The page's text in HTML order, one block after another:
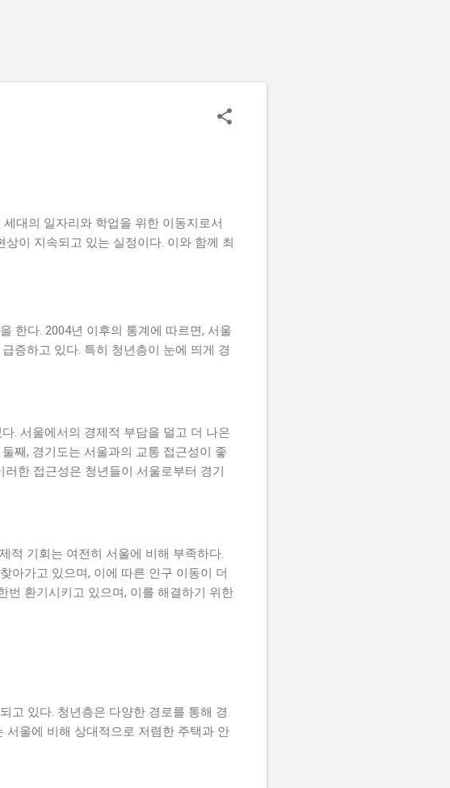
대의 일자리와 학업을 위한 이동지로서
이 지속되고 있는 실정이다. 이와 함께 최
한다. 2004년 이후의 통계에 따르면, 서울
증하고 있다. 특히 청년층이 눈에 띄게 경
. 서울에서의 경제적 부담을 덜고 더 나은
째, 경기도는 서울과의 교통 접근성이 좋
한 접근성은 청년들이 서울로부터 경기
적 기회는 여전히 서울에 비해 부족하다.
아가고 있으며, 이에 따른 인구 이동이 더
번 환기시키고 있으며, 이를 해결하기 위한
고 있다. 청년층은 다양한 경로를 통해 경
서울에 비해 상대적으로 저렴한 주택과 안